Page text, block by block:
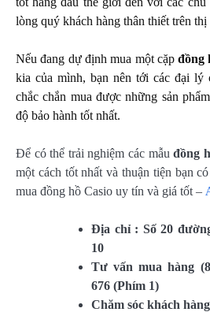
lòng quý khách hàng thân thiết trên
Nếu đang dự định mua một cặpđồng
kia của mình, bạn nên tới các đại lý
chắc chắn mua được những sản
độ bảo hành tốt nhất.
Để có thể trải nghiệm các mẫuđồng
một cách tốt nhất và thuận tiện bạn
mua đồng hồ Casio uy tín và giá tốt –
Địa chỉ : Số 20
10
Tư vấn mua hàng
676 (Phím 1)
Chăm sóc khách